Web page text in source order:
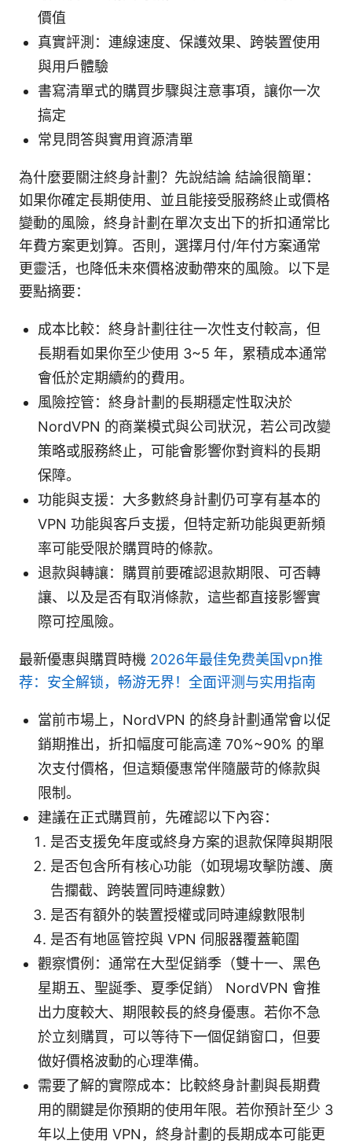
價值
真實評測：連線速度、保護效果、跨裝置使用
與用戶體驗
書寫清單式的購買步驟與注意事項，讓你一次
搞定
常見問答與實用資源清單
為什麼要關注終身計劃？先說結論 結論很簡單：
如果你確定長期使用、並且能接受服務終止或價格
變動的風險，終身計劃在單次支出下的折扣通常比
年費方案更划算。否則，選擇月付/年付方案通常
更靈活，也降低未來價格波動帶來的風險。以下是
要點摘要：
成本比較：終身計劃往往一次性支付較高，但
長期看如果你至少使用 3~5 年，累積成本通常
會低於定期續約的費用。
風險控管：終身計劃的長期穩定性取決於
NordVPN 的商業模式與公司狀況，若公司改變
策略或服務終止，可能會影響你對資料的長期
保障。
功能與支援：大多數終身計劃仍可享有基本的
VPN 功能與客戶支援，但特定新功能與更新頻
率可能受限於購買時的條款。
退款與轉讓：購買前要確認退款期限、可否轉
讓、以及是否有取消條款，這些都直接影響實
際可控風險。
最新優惠與購買時機 2026年最佳免费美国vpn推
荐：安全解锁，畅游无界！全面评测与实用指南
當前市場上，NordVPN 的終身計劃通常會以促
銷期推出，折扣幅度可能高達 70%~90% 的單
次支付價格，但這類優惠常伴隨嚴苛的條款與
限制。
建議在正式購買前，先確認以下內容：
是否支援免年度或終身方案的退款保障與期限
是否包含所有核心功能（如現場攻擊防護、廣
告攔截、跨裝置同時連線數）
是否有額外的裝置授權或同時連線數限制
是否有地區管控與 VPN 伺服器覆蓋範圍
觀察慣例：通常在大型促銷季（雙十一、黑色
星期五、聖誕季、夏季促銷） NordVPN 會推
出力度較大、期限較長的終身優惠。若你不急
於立刻購買，可以等待下一個促銷窗口，但要
做好價格波動的心理準備。
需要了解的實際成本：比較終身計劃與長期費
用的關鍵是你預期的使用年限。若你預計至少 3
年以上使用 VPN，終身計劃的長期成本可能更